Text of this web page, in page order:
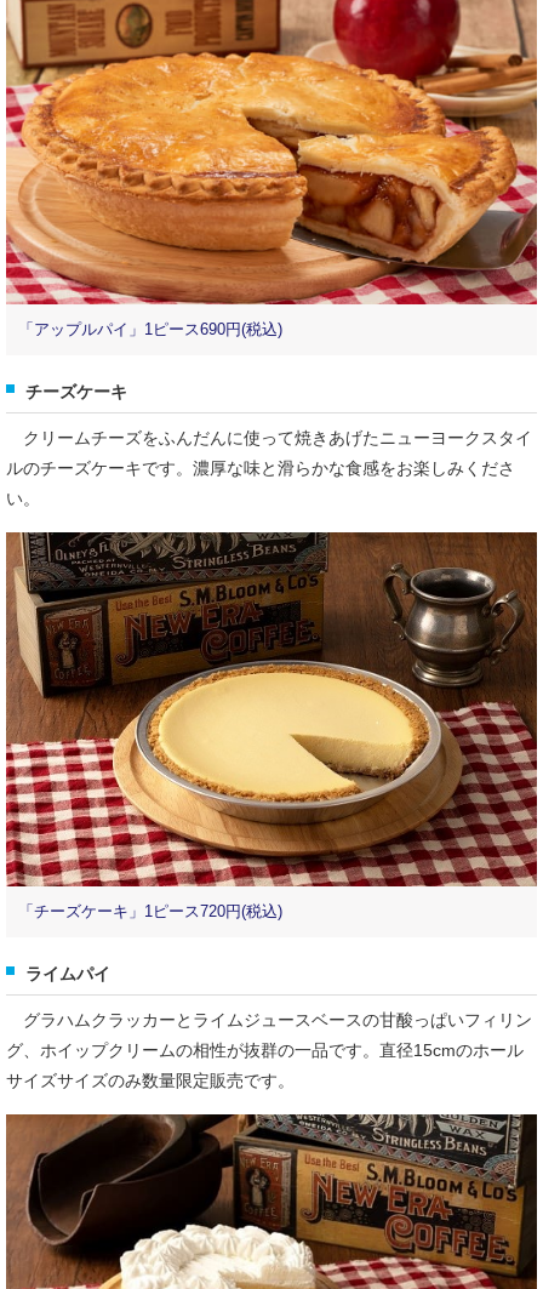
「アップルパイ」1ピース690円(税込)
チーズケーキ
クリームチーズをふんだんに使って焼きあげたニューヨークスタイ
ルのチーズケーキです。濃厚な味と滑らかな食感をお楽しみくださ
い。
「チーズケーキ」1ピース720円(税込)
ライムパイ
グラハムクラッカーとライムジュースベースの甘酸っぱいフィリン
グ、ホイップクリームの相性が抜群の一品です。直径15cmのホール
サイズサイズのみ数量限定販売です。